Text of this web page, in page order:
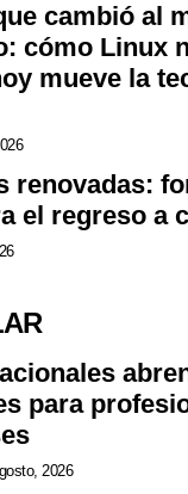
cambió al
cómo Linux
mueve la
renovadas:
el regreso a
para
2026